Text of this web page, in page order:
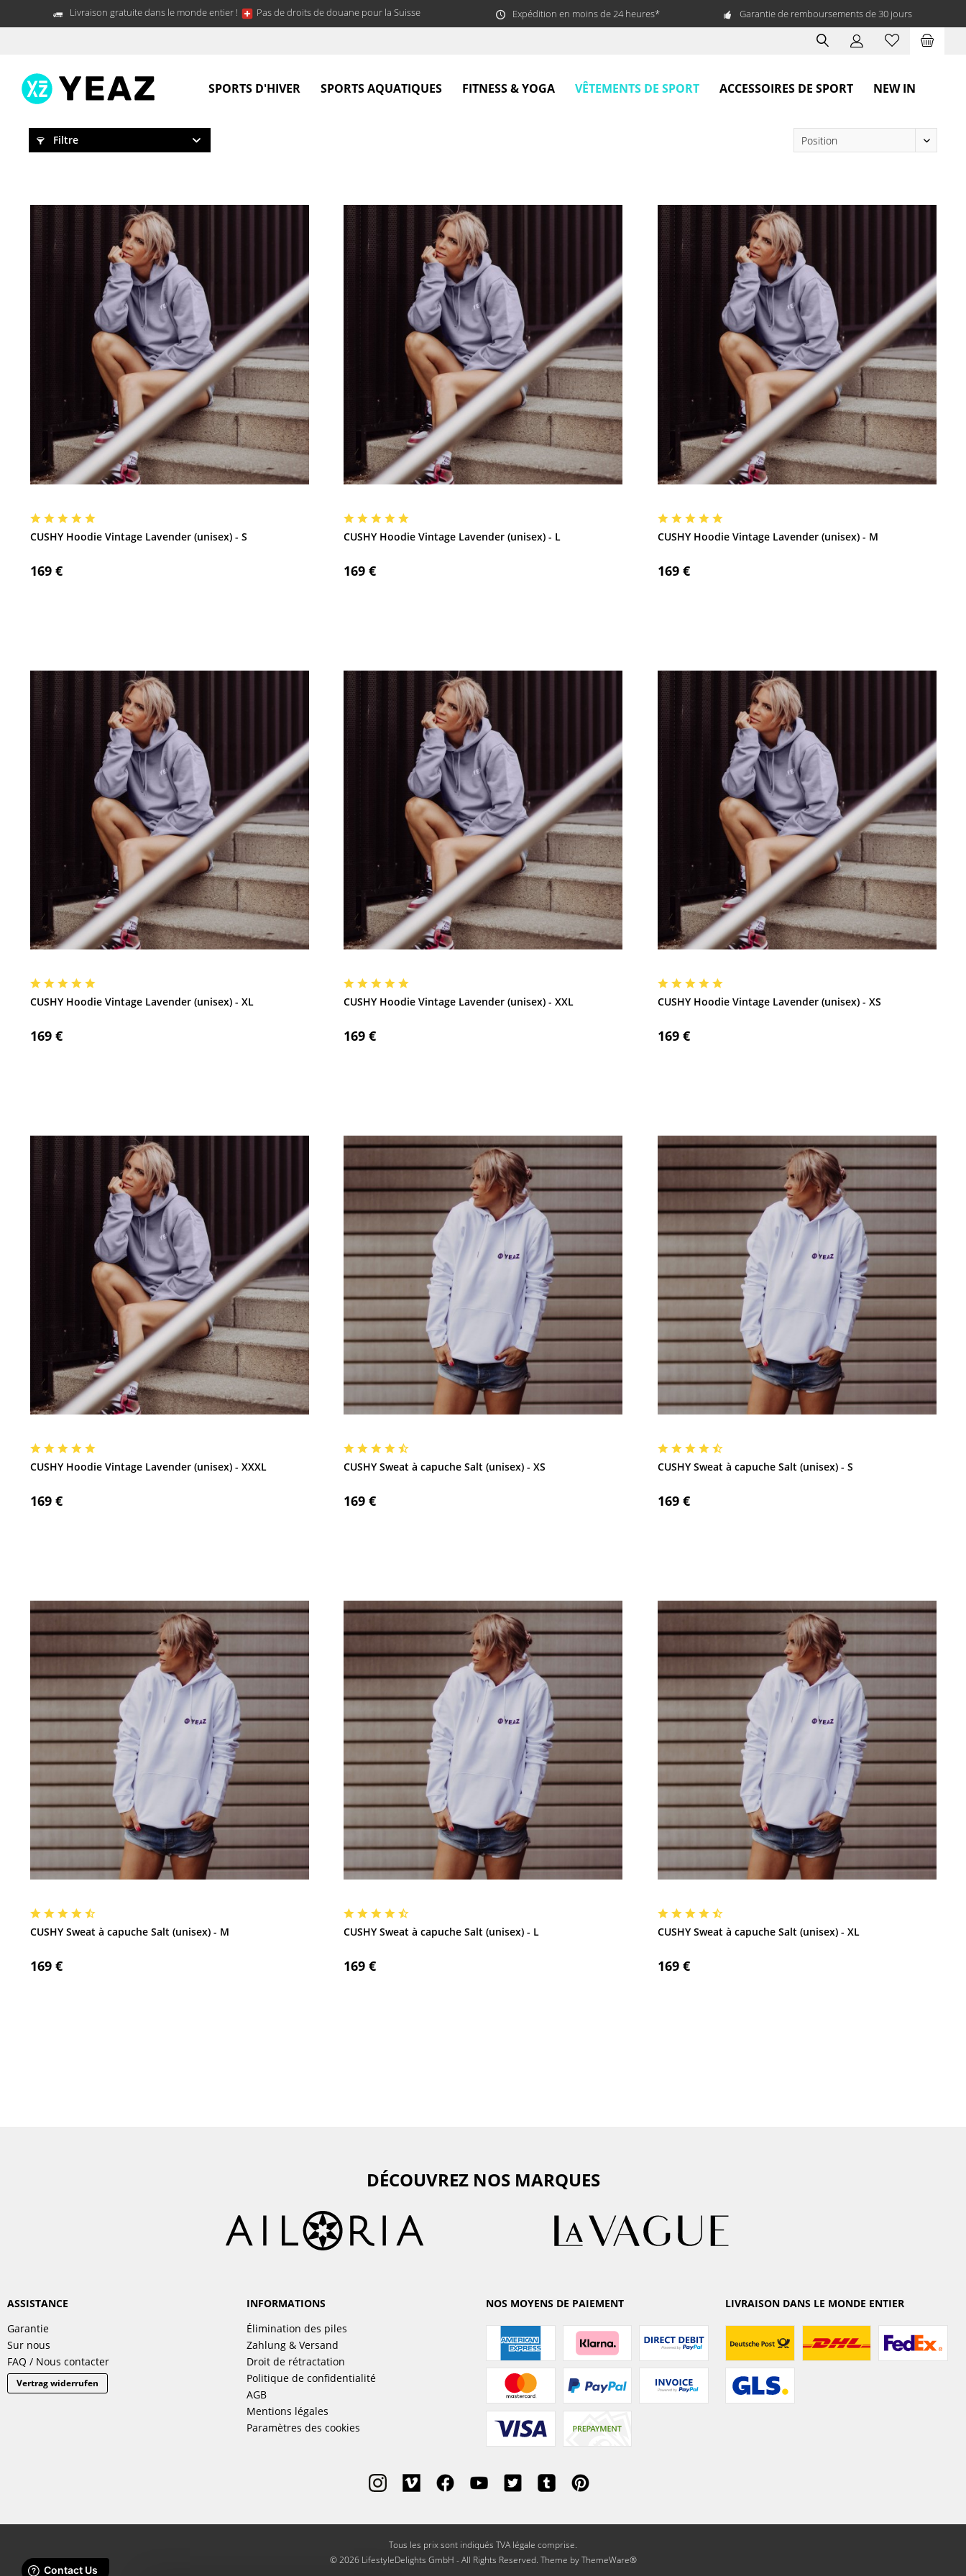
Livraison gratuite dans le monde entier ! Pas de droits de douane pour la Suisse Expédition en moins de 24 heures* Garantie de remboursements de 30 jours
SPORTS D'HIVER SPORTS AQUATIQUES FITNESS & YOGA VÊTEMENTS DE SPORT ACCESSOIRES DE SPORT NEW IN
Filtre
CUSHY Hoodie Vintage Lavender (unisex) - S
169 €
CUSHY Hoodie Vintage Lavender (unisex) - L
169 €
CUSHY Hoodie Vintage Lavender (unisex) - M
169 €
CUSHY Hoodie Vintage Lavender (unisex) - XL
169 €
CUSHY Hoodie Vintage Lavender (unisex) - XXL
169 €
CUSHY Hoodie Vintage Lavender (unisex) - XS
169 €
CUSHY Hoodie Vintage Lavender (unisex) - XXXL
169 €
CUSHY Sweat à capuche Salt (unisex) - XS
169 €
CUSHY Sweat à capuche Salt (unisex) - S
169 €
CUSHY Sweat à capuche Salt (unisex) - M
169 €
CUSHY Sweat à capuche Salt (unisex) - L
169 €
CUSHY Sweat à capuche Salt (unisex) - XL
169 €
DÉCOUVREZ NOS MARQUES
ASSISTANCE
Garantie
Sur nous
FAQ / Nous contacter
Vertrag widerrufen
INFORMATIONS
Élimination des piles
Zahlung & Versand
Droit de rétractation
Politique de confidentialité
AGB
Mentions légales
Paramètres des cookies
NOS MOYENS DE PAIEMENT LIVRAISON DANS LE MONDE ENTIER
Tous les prix sont indiqués TVA légale comprise.
© 2026 LifestyleDelights GmbH - All Rights Reserved. Theme byThemeWare®